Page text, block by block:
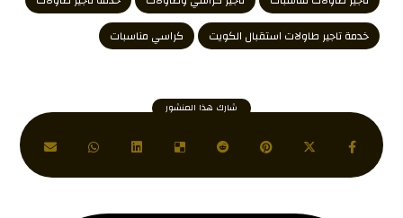
خدمة تاجير طاولات استقبال الكويت
كراسي مناسبات